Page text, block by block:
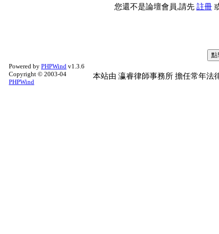
您還不是論壇會員,請先 註冊
Powered by PHPWind v1.3.6
Copyright © 2003-04
PHPWind
本站由 瀛睿律師事務所 擔任常年法